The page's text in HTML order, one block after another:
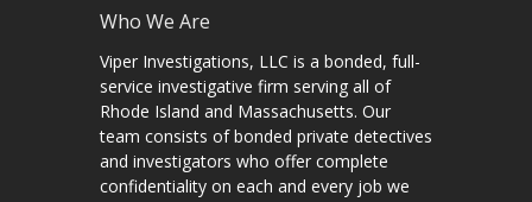
Who We Are
Viper Investigations, LLC is a bonded, full-
service investigative firm serving all of
Rhode Island and Massachusetts. Our
team consists of bonded private detectives
and investigators who offer complete
confidentiality on each and every job we